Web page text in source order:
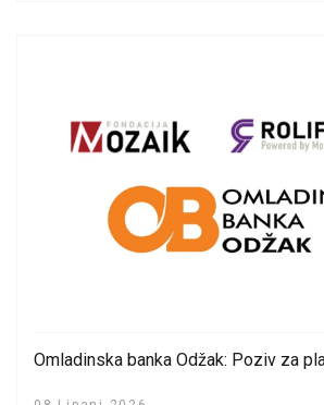
Omladinska banka Odžak: Poziv za